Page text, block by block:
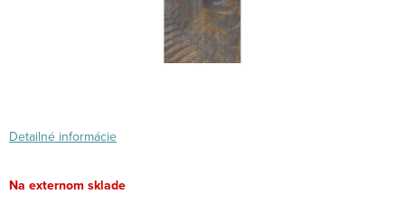
Detailné informácie
Na externom sklade